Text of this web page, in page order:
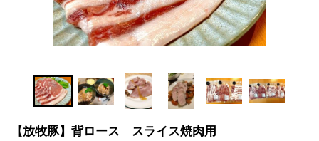
【放牧豚】背ロース スライス焼肉用